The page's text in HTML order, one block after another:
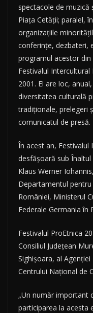
spectacole de muzică
Piaţa Cetăţii; paralel,
organizaţiile
conferinţe, dezbateri,
programul acestor
Festivalul
2001. El are loc,
diversitatea culturală
tradiţionale, prelegeri
comunicatul de presă.
În acest an, Festivalul
desfăşoară sub
Klaus Werner
Departamentul
României, Ministerul
Federale Germania în
Festivalul ProEtnica
Consiliul Judeţean
Sighişoara, al
Centrului Naţional de
„Un număr important
participarea la acesta